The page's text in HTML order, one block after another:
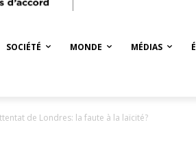
SOCIÉTÉ MONDE MÉDIAS
de Londres: la faute à la laïcité?